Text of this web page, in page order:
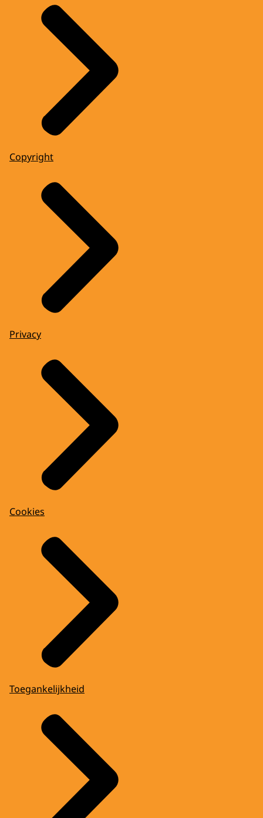
Copyright
Privacy
Cookies
Toegankelijkheid